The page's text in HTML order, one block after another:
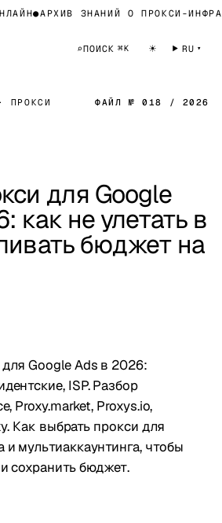
●АРХИВ ЗНАНИЙ О ПРОКСИ-
⌕ПОИСК ⌘K ☀ RU
· ПРОКСИ ФАЙЛ № 018 / 2026
для Google
как не улетать в
бюджет на
Google Ads в 2026:
ISP. Разбор
Proxy.market, Proxys.io,
Как выбрать прокси для
и мультиаккаунтинга, чтобы
сохранить бюджет.